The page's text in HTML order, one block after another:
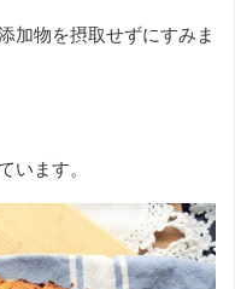
加物を摂取せずにすみま
います。